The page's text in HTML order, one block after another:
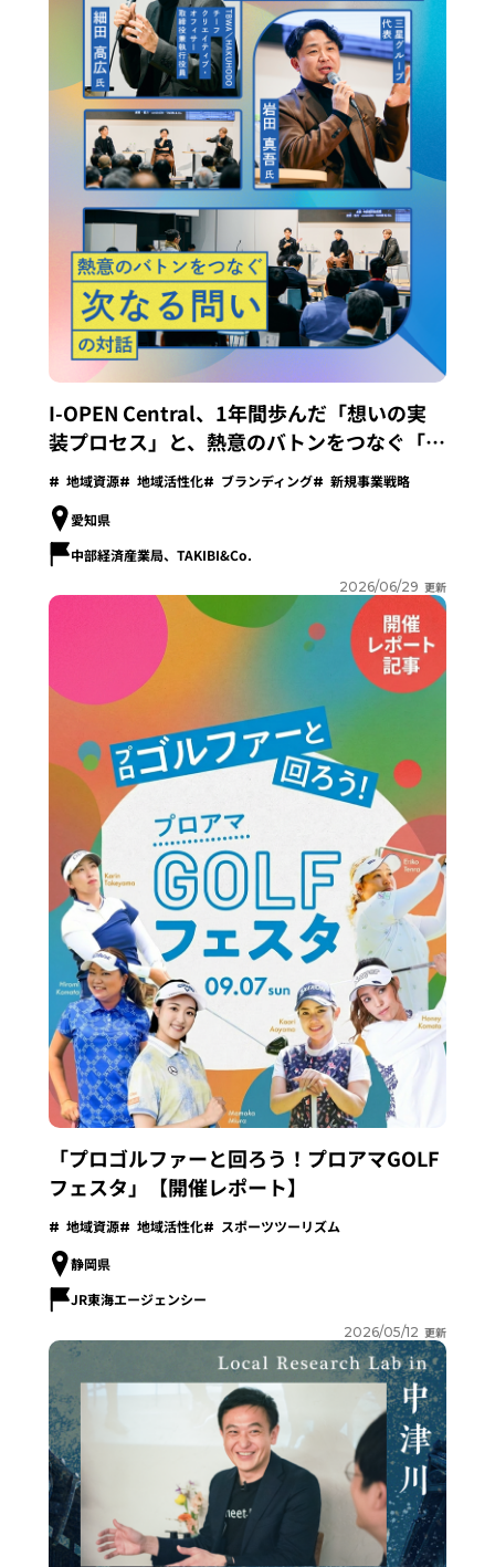
I-OPEN Central、1年間歩んだ「想いの実
装プロセス」と、熱意のバトンをつなぐ「次
なる問い」との対話
地域資源 地域活性化 ブランディング 新規事業戦略
愛知県
中部経済産業局、TAKIBI&Co.
2026/06/29 更新
「プロゴルファーと回ろう！プロアマGOLF
フェスタ」【開催レポート】
地域資源 地域活性化 スポーツツーリズム
静岡県
JR東海エージェンシー
2026/05/12 更新